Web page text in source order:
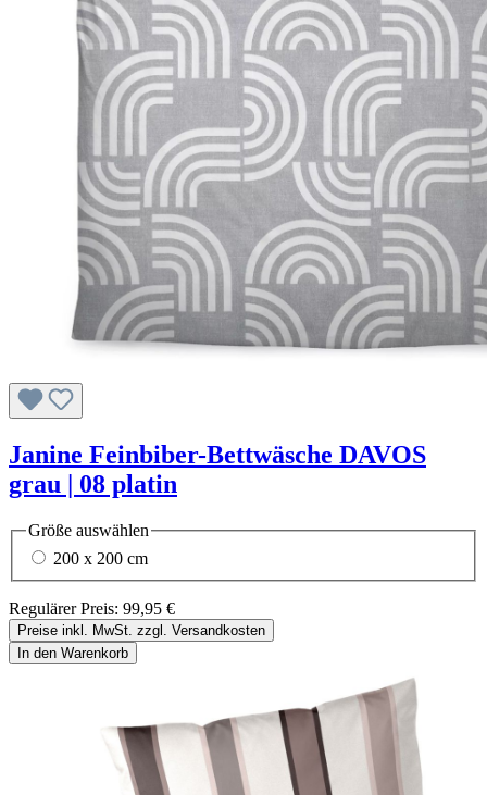
Janine Feinbiber-Bettwäsche DAVOS
grau | 08 platin
Größe auswählen
200 x 200 cm
Regulärer Preis: 99,95 €
Preise inkl. MwSt. zzgl. Versandkosten
In den Warenkorb